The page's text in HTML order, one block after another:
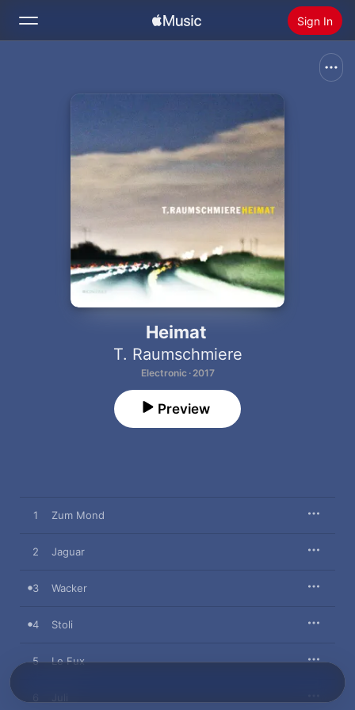
Sign In
Install Apple Music
Heimat
T. Raumschmiere
Electronic · 2017
Preview
1 Zum Mond
2 Jaguar
3 Wacker
4 Stoli
5 Le Fux